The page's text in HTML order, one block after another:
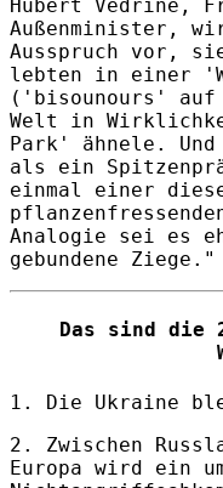
Hubert Védrine,
Außenminister,
Ausspruch vor,
lebten in einer
('bisounours' auf
Welt in
Park' ähnele.
als ein
einmal einer
Analogie sei es
gebundene Ziege."
Das sind die
1. Die Ukraine
2. Zwischen
Europa wird ein